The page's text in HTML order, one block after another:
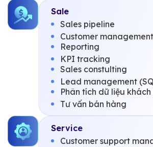
Sale
Sales pipeline
Customer management
Reporting
KPI tracking
Sales constulting
Lead management
Phân tích dữ liệu
Tư vấn bán hàng
Service
Customer support